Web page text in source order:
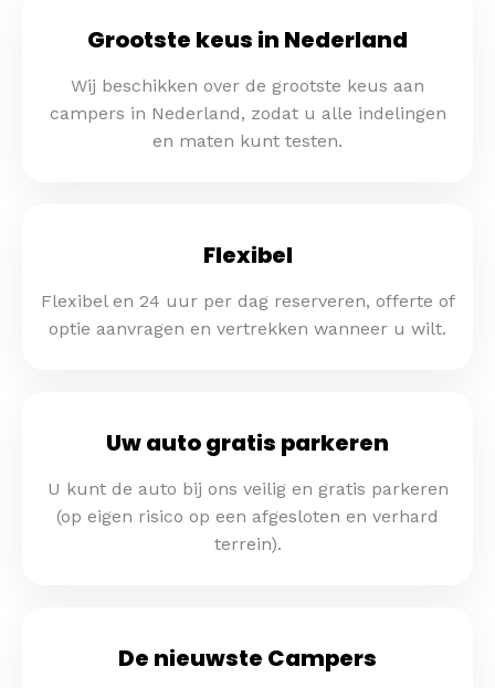
Grootste keus in Nederland
Wij beschikken over de grootste keus aan
campers in Nederland, zodat u alle indelingen
en maten kunt testen.
Flexibel
Flexibel en 24 uur per dag reserveren, offerte of
optie aanvragen en vertrekken wanneer u wilt.
Uw auto gratis parkeren
U kunt de auto bij ons veilig en gratis parkeren
(op eigen risico op een afgesloten en verhard
terrein).
De nieuwste Campers